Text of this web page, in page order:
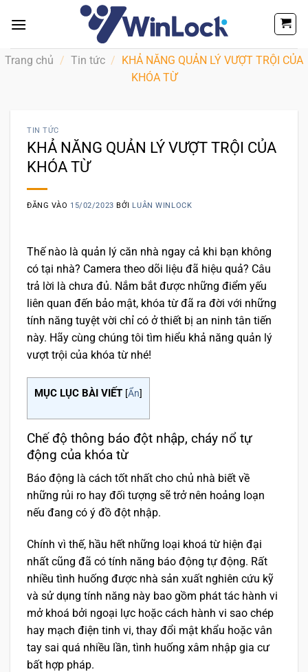
qua
dung
Trang chủ / Tin tức / KHẢ NĂNG QUẢN LÝ VƯỢT TRỘI CỦA
KHÓA TỪ
TIN TỨC
KHẢ NĂNG QUẢN LÝ VƯỢT TRỘI CỦA
KHÓA TỪ
ĐĂNG VÀO 15/02/2023 BỞI LUÂN WINLOCK
Thế nào là quản lý căn nhà ngay cả khi bạn không
có tại nhà? Camera theo dõi liệu đã hiệu quả? Câu
trả lời là chưa đủ. Nắm bắt được những điểm yếu
liên quan đến bảo mật, khóa từ đã ra đời với những
tính năng tuyệt vời chỉ có ở thiết bị an ninh tân tiến
này. Hãy cùng chúng tôi tìm hiểu khả năng quản lý
vượt trội của khóa từ nhé!
MỤC LỤC BÀI VIẾT [Ẩn]
Chế độ thông báo đột nhập, cháy nổ tự
động của khóa từ
Báo động là cách tốt nhất cho chủ nhà biết về
những rủi ro hay đối tượng sẽ trở nên hoảng loạn
nếu đang có ý đồ đột nhập.
Chính vì thế, hầu hết những loại khoá từ hiện đại
nhất cũng đã có tính năng báo động tự động. Rất
nhiều tình huống được nhà sản xuất nghiên cứu kỹ
và sử dụng tính năng này bao gồm phát tác hành vi
mở khoá bởi ngoại lực hoặc cách hành vi sao chép
hay mạch điện tinh vi, thay đổi mật khẩu hoặc vân
tay sai quá nhiều lần, tình huống xâm nhập gia cư
bất hợp pháp.